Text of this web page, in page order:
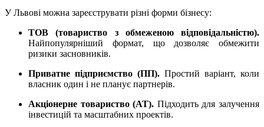
У Львові можна зареєструвати різні форми бізнесу:
ТОВ (товариство з обмеженою відповідальністю).
Найпопулярніший формат, що дозволяє обмежити
ризики засновників.
Приватне підприємство (ПП). Простий варіант, коли
власник один і не планує партнерів.
Акціонерне товариство (АТ). Підходить для залучення
інвестицій та масштабних проектів.